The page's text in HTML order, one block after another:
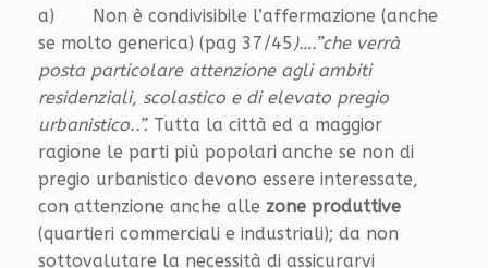
a) Non è condivisibile l’affermazione (anche
se molto generica) (pag 37/45)….”che verrà
posta particolare attenzione agli ambiti
residenziali, scolastico e di elevato pregio
urbanistico..”. Tutta la città ed a maggior
ragione le parti più popolari anche se non di
pregio urbanistico devono essere interessate,
con attenzione anche alle zone produttive
(quartieri commerciali e industriali); da non
sottovalutare la necessità di assicurarvi